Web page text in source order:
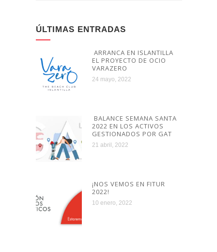
ÚLTIMAS ENTRADAS
ARRANCA EN ISLANTILLA
EL PROYECTO DE OCIO
VARAZERO
24 mayo, 2022
BALANCE SEMANA SANTA
2022 EN LOS ACTIVOS
GESTIONADOS POR GAT
21 abril, 2022
¡NOS VEMOS EN FITUR
2022!
10 enero, 2022